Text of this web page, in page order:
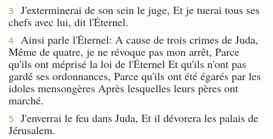
3
J'exterminerai de son sein le juge, Et je tuerai tous ses
chefs avec lui, dit l'Éternel.
4
Ainsi parle l'Éternel: A cause de trois crimes de Juda,
Même de quatre, je ne révoque pas mon arrêt, Parce
qu'ils ont méprisé la loi de l'Éternel Et qu'ils n'ont pas
gardé ses ordonnances, Parce qu'ils ont été égarés par les
idoles mensongères Après lesquelles leurs pères ont
marché.
5
J'enverrai le feu dans Juda, Et il dévorera les palais de
Jérusalem.